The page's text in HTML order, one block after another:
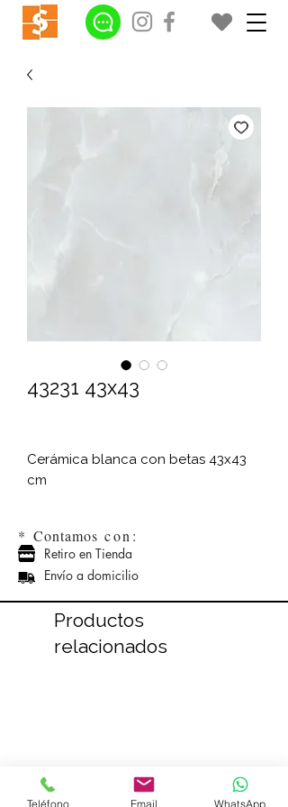
43231 43x43
Cerámica blanca con betas 43x43
cm
* Contamos con:
Retiro en Tienda
Envío a domicilio
Productos
relacionados
Teléfono Email WhatsApp